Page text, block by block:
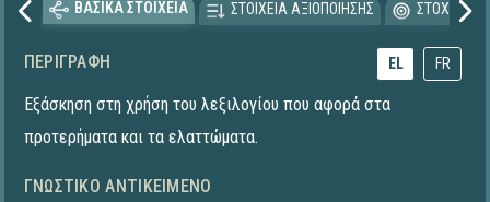
ΒΑΣΙΚΑ ΣΤΟΙΧΕΙΑ ΣΤΟΙΧΕΙΑ ΑΞΙΟΠΟΙΗΣΗΣ
ΠΕΡΙΓΡΑΦΉ EL FR
Εξάσκηση στη χρήση του λεξιλογίου που αφορά στα
προτερήματα και τα ελαττώματα.
ΓΝΩΣΤΙΚΌ ΑΝΤΙΚΕΊΜΕΝΟ